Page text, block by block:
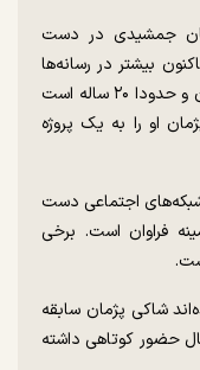
جمشیدی در دست
بیشتر در رسانه‌ها
مطرح شده این است که شاکی دختری جوان و حدودا ۲۰ ساله است
او را به یک پروژه
اجتماعی دست
فراوان است. برخی
شاکی پژمان سابقه
حضور کوتاهی داشته